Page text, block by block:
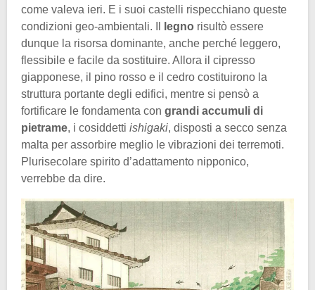
come valeva ieri. E i suoi castelli rispecchiano queste
condizioni geo-ambientali. Il
legno risultò essere
dunque la risorsa dominante, anche perché leggero,
flessibile e facile da sostituire. Allora il cipresso
giapponese, il pino rosso e il cedro costituirono la
struttura portante degli edifici, mentre si pensò a
fortificare le fondamenta con grandi accumuli di
pietrame, i cosiddetti ishigaki, disposti a secco senza
malta per assorbire meglio le vibrazioni dei terremoti.
Plurisecolare spirito d’adattamento nipponico,
verrebbe da dire.